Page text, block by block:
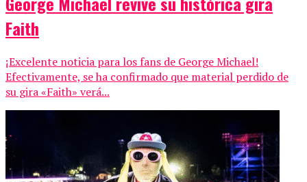
Faith
¡Excelente noticia para los fans de George Michael!
Efectivamente, se ha confirmado que material perdido de
su gira «Faith» verá...